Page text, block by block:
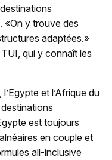
«On y trouve des
adaptées.»
qui y connaît les
et l’Afrique du
est toujours
en couple et
all-inclusive